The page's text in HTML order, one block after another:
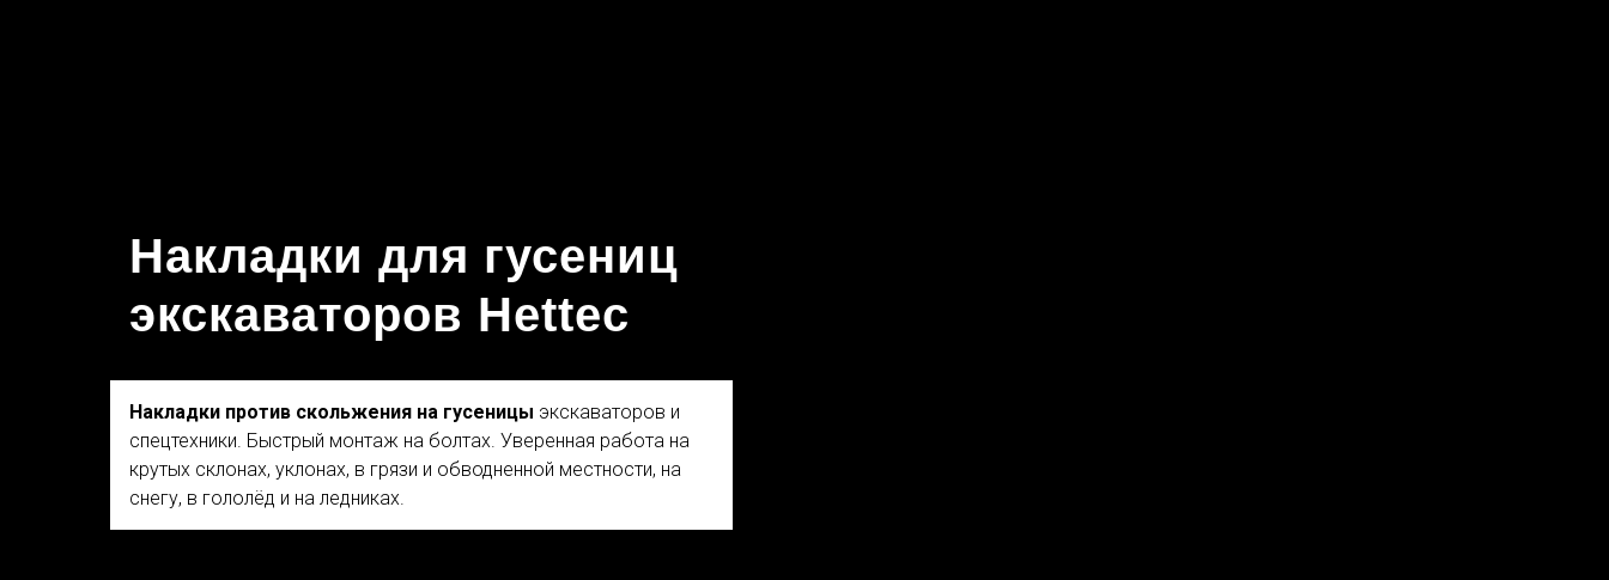
Накладки для гусениц
экскаваторов Hettec
Накладки против скольжения на гусеницы экскаваторов и
спецтехники. Быстрый монтаж на болтах. Уверенная работа на
крутых склонах, уклонах, в грязи и обводненной местности, на
снегу, в гололёд и на ледниках.